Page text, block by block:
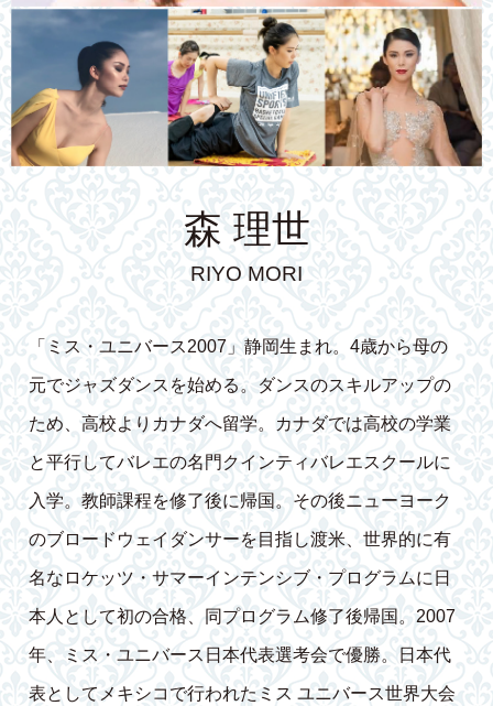
森 理世
RIYO MORI
「ミス・ユニバース2007」静岡生まれ。4歳から母の
元でジャズダンスを始める。ダンスのスキルアップの
ため、高校よりカナダへ留学。カナダでは高校の学業
と平行してバレエの名門クインティバレエスクールに
入学。教師課程を修了後に帰国。その後ニューヨーク
のブロードウェイダンサーを目指し渡米、世界的に有
名なロケッツ・サマーインテンシブ・プログラムに日
本人として初の合格、同プログラム修了後帰国。2007
年、ミス・ユニバース日本代表選考会で優勝。日本代
表としてメキシコで行われたミス ユニバース世界大会